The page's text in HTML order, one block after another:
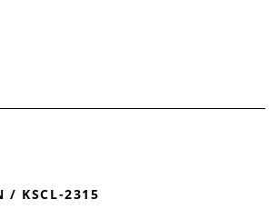
/ KSCL-2315